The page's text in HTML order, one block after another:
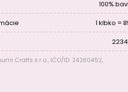
100%
1 klbko =
Crafts s.r.o., IČO/ID: 24260452,